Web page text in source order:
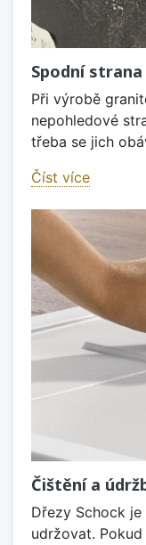
Spodní
Při výrobě
nepohledové
třeba se jich
Číst více
Čištění a
Dřezy Schock
udržovat.